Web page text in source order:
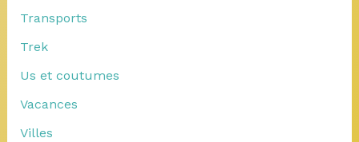
Transports
Trek
Us et coutumes
Vacances
Villes